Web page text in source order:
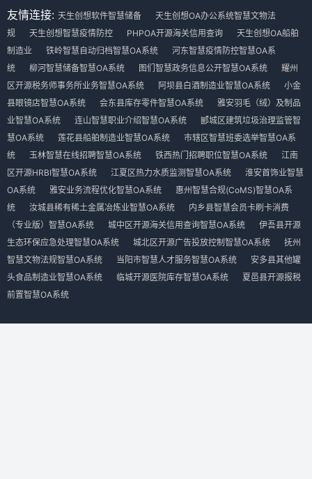
友情连接: 天生创想软件智慧储备
天生创想OA办公系统智慧文物法
规
天生创想智慧疫情防控 PHPOA开源海关信用查询
天生创想OA船舶
制造业
铁岭智慧自动归档智慧OA系统
河东智慧疫情防控智慧OA系
统
柳河智慧储备智慧OA系统 图们智慧政务信息公开智慧OA系统
耀州
区开源税务师事务所业务智慧OA系统
阿坝县白酒制造业智慧OA系统
小金
县眼镜店智慧OA系统
会东县库存零件智慧OA系统
雅安羽毛（绒）及制品
业智慧OA系统
连山智慧职业介绍智慧OA系统
郾城区建筑垃圾治理监管智
慧OA系统
莲花县船舶制造业智慧OA系统
市辖区智慧班委选举智慧OA系
统
玉林智慧在线招聘智慧OA系统 铁西热门招聘职位智慧OA系统
江南
区开源HRBI智慧OA系统
江夏区热力水质监测智慧OA系统
淮安首饰业智慧
OA系统
雅安业务流程优化智慧OA系统
惠州智慧合规(CoMS)智慧OA系
统
汝城县稀有稀土金属冶炼业智慧OA系统
内乡县智慧会员卡刷卡消费
（专业版）智慧OA系统
城中区开源海关信用查询智慧OA系统
伊吾县开源
生态环保应急处理智慧OA系统
城北区开源广告投放控制智慧OA系统
抚州
智慧文物法规智慧OA系统
当阳市智慧人才服务智慧OA系统
安多县其他罐
头食品制造业智慧OA系统
临城开源医院库存智慧OA系统
夏邑县开源报税
前置智慧OA系统